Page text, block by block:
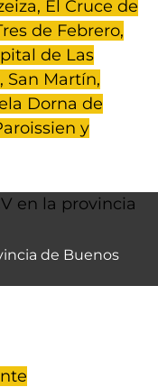
El Cruce de
de Febrero,
de Las
San Martín,
Dorna de
y
de Buenos